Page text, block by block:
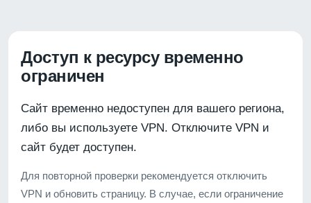
Доступ к ресурсу временно
ограничен
Сайт временно недоступен для вашего региона,
либо вы используете VPN. Отключите VPN и
сайт будет доступен.
Для повторной проверки рекомендуется отключить
VPN и обновить страницу. В случае, если ограничение